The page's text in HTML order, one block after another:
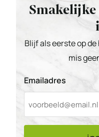
Blijf als eerste op
mis
Emailadres